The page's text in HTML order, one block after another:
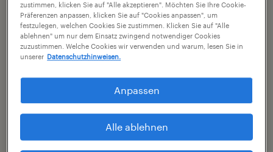
zustimmen, klicken Sie auf "Alle akzeptieren". Möchten Sie Ihre Cookie-
Präferenzen anpassen, klicken Sie auf "Cookies anpassen", um
festzulegen, welchen Cookies Sie zustimmen. Klicken Sie auf "Alle
ablehnen" um nur dem Einsatz zwingend notwendiger Cookies
zuzustimmen. Welche Cookies wir verwenden und warum, lesen Sie in
unserer Datenschutzhinweisen.
Anpassen
Alle ablehnen